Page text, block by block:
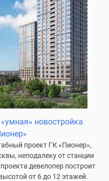
новостройка
проект ГК «Пионер»,
неподалеку от станции
девелопер построит
от 6 до 12 этажей.